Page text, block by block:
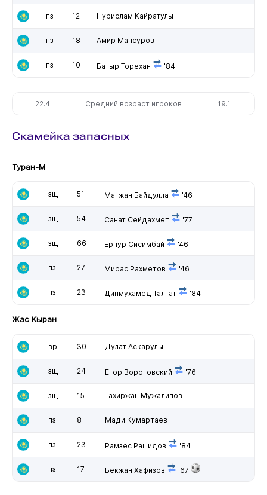
пз 12 Нурислам Кайратулы
пз 18 Амир Мансуров
пз 10 Батыр Торехан '84
22.4 Средний возраст игроков 19.1
Скамейка запасных
Туран-М
зщ 51 Магжан Байдулла '46
зщ 54 Санат Сейдахмет '77
зщ 66 Ернур Сисимбай '46
пз 27 Мирас Рахметов '46
пз 23 Динмухамед Талгат '84
Жас Кыран
вр 30 Дулат Аскарулы
зщ 24 Егор Вороговский '76
зщ 15 Тахиржан Мужалипов
пз 8 Мади Кумартаев
пз 23 Рамзес Рашидов '84
пз 17 Бекжан Хафизов '67